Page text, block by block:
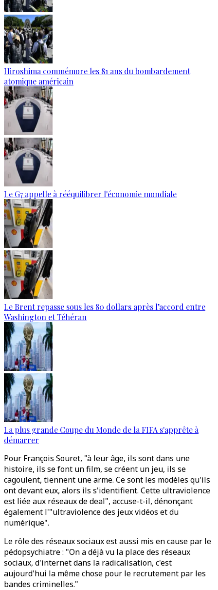
Hiroshima commémore les 81 ans du bombardement
atomique américain
Le G7 appelle à rééquilibrer l'économie mondiale
Le Brent repasse sous les 80 dollars après l’accord entre
Washington et Téhéran
La plus grande Coupe du Monde de la FIFA s'apprête à
démarrer
Pour François Souret, "à leur âge, ils sont dans une
histoire, ils se font un film, se créent un jeu, ils se
cagoulent, tiennent une arme. Ce sont les modèles qu'ils
ont devant eux, alors ils s'identifient. Cette ultraviolence
est liée aux réseaux de deal", accuse-t-il, dénonçant
également l'"ultraviolence des jeux vidéos et du
numérique".
Le rôle des réseaux sociaux est aussi mis en cause par le
pédopsychiatre : "On a déjà vu la place des réseaux
sociaux, d'internet dans la radicalisation, c'est
aujourd'hui la même chose pour le recrutement par les
bandes criminelles."